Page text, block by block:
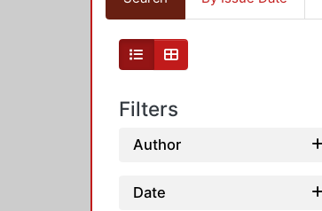
Filters
Author
Date